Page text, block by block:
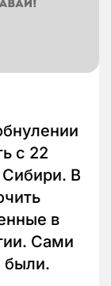
с 22
В
в
Сами
были.